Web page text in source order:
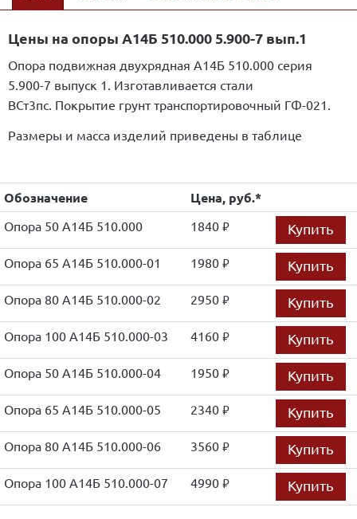
Цены на опоры А14Б 510.000 5.900-7 вып.1
Опора подвижная двухрядная А14Б 510.000 серия
5.900-7 выпуск 1. Изготавливается стали
ВСт3пс. Покрытие грунт транспортировочный ГФ-021.
Размеры и масса изделий приведены в таблице
Обозначение Цена, руб.*
Опора 50 А14Б 510.000 1840 руб. Купить
Опора 65 А14Б 510.000-01 1980 руб. Купить
Опора 80 А14Б 510.000-02 2950 руб. Купить
Опора 100 А14Б 510.000-03 4160 руб. Купить
Опора 50 А14Б 510.000-04 1950 руб. Купить
Опора 65 А14Б 510.000-05 2340 руб. Купить
Опора 80 А14Б 510.000-06 3560 руб. Купить
Опора 100 А14Б 510.000-07 4990 руб. Купить